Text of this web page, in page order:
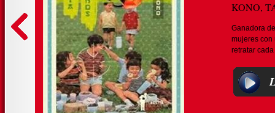
KONO,
Ganadora
mujeres con
retratar